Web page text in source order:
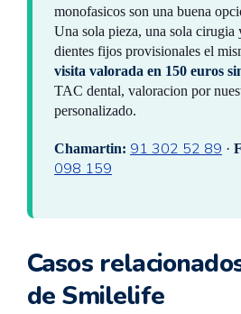
monofasicos son una buena
Una sola pieza, una sola cirugia
dientes fijos provisionales el
visita valorada en 150 euros
TAC dental, valoracion por
personalizado.
Chamartin: 91 302 52 89 ·
098 159
Casos
de Smilelife